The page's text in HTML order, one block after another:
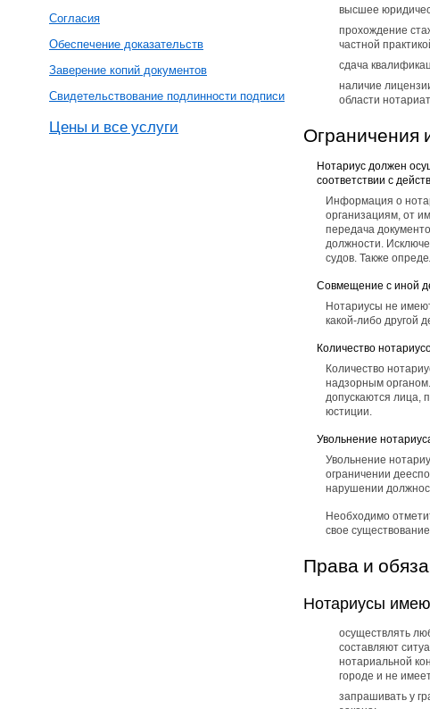
высшее
прохождение
частной
сдача
наличие
области
Ограничения
Нотариус должен
соответствии с
Информация о
организациям, от
передача
должности.
судов. Также
Совмещение с иной
Нотариусы не
какой-либо другой
Количество
Количество
надзорным
допускаются лица,
юстиции.
Увольнение
Увольнение
ограничении
нарушении
Необходимо
свое
Права и
Нотариусы
осуществлять
составляют
нотариальной
городе и не
запрашивать у
Согласия
Обеспечение доказательств
Заверение копий документов
Свидетельствование подлинности подписи
Цены и все услуги